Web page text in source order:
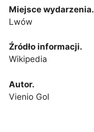
Miejsce wydarzenia.
Lwów
Źródło informacji.
Wikipedia
Autor.
Vienio Gol